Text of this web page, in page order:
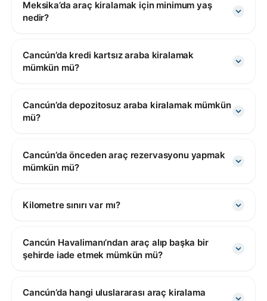
Meksika’da araç kiralamak için minimum yaş
nedir?
Cancún’da kredi kartsız araba kiralamak
mümkün mü?
Cancún’da depozitosuz araba kiralamak mümkün
mü?
Cancún’da önceden araç rezervasyonu yapmak
mümkün mü?
Kilometre sınırı var mı?
Cancún Havalimanı’ndan araç alıp başka bir
şehirde iade etmek mümkün mü?
Cancún’da hangi uluslararası araç kiralama